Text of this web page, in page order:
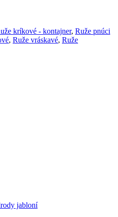
kríkové - kontajner, Ruže pnúci
, Ruže vráskavé, Ruže
jabloní